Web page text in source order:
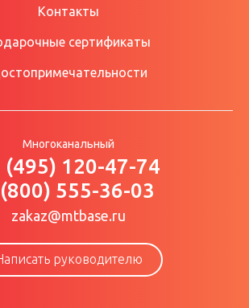
Контакты
сертификаты
Многоканальный
(495) 120-47-74
555-36-03
zakaz@mtbase.ru
руководителю